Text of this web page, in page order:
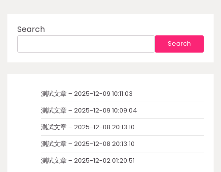
Search
Search
測試文章 – 2025-12-09 10:11:03
測試文章 – 2025-12-09 10:09:04
測試文章 – 2025-12-08 20:13:10
測試文章 – 2025-12-08 20:13:10
測試文章 – 2025-12-02 01:20:51